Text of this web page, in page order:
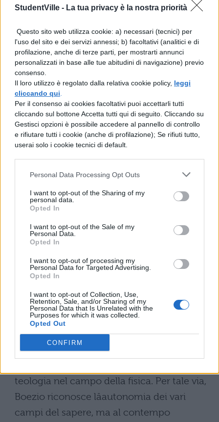
StudentVille - La tua privacy è la nostra priorità
Questo sito web utilizza cookie: a) necessari (tecnici) per
l'uso del sito e dei servizi annessi; b) facoltativi (analitici e di
profilazione, anche di terze parti, per mostrarti annunci
personalizzati in base alle tue abitudini di navigazione) previo
consenso.
Il loro utilizzo è regolato dalla relativa cookie policy, leggi
cliccando qui
Per il consenso ai cookies facoltativi puoi accettarli tutti
cliccando sul bottone Accetta tutti qui di seguito. Cliccando su
Gestisci opzioni è possibile accedere al pannello di controllo
e rifiutare tutti i cookie (anche di profilazione); Se rifiuti tutto,
userai solo i cookie tecnici di default.
Personal Data Processing Opt Outs
I want to opt-out of the Sharing of my
personal data.
Opted In
I want to opt-out of the Sale of my
Personal Data.
Opted In
I want to opt-out of processing my
Personal Data for Targeted Advertising.
Opted In
I want to opt-out of Collection, Use,
Retention, Sale, and/or Sharing of my
Personal Data that Is Unrelated with the
Purposes for which it was collected.
Opted Out
CONFIRM
principio e fonte di ogni bene. Su questi
rivendicare al filosofo â nello scritto De
aeternitate mundi (Lâeternità del mondo)
â il diritto di indagare la realtà naturale
secondo i princìpi propri di essa,
anticipando in ciò, entro qualche misura, la
spiegazione della natura iuxta propria
principia di Telesio. Dâaccordo con
Tommaso, Boezio ritiene che non sia
possibile costruire argomenti validi contro
la tesi dellâeternità del mondo: ciò â come
già notava Tommaso – significa escludere
non la creazione del mondo, nel senso
della sua necessaria dipendenza da Dio, ma
solo il suo inizio nel tempo. Il fisico, ossia il
filosofo della natura, in base ai princìpi
propri della sua disciplina, non può
iniziale del tutto nuovo. In generale, ad
avviso di Boezio di Dacia, le dottrine alle
quali la fisica perviene in base ai propri
princìpi sono vere e pertanto risulta del
teologia nel campo della fisica. Per tale via,
Boezio riconosce lâautonomia dei vari
campi del sapere, ma al contempo